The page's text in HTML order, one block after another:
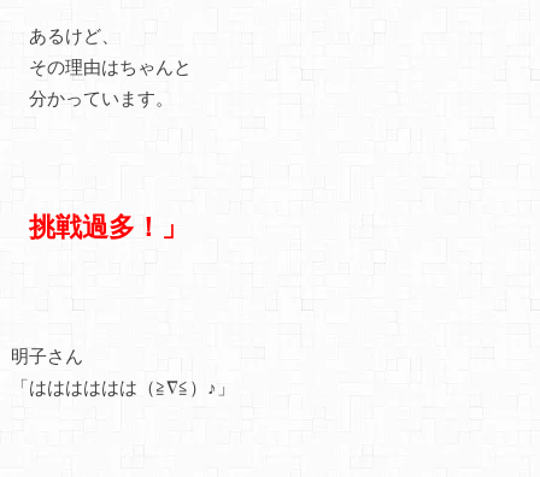
あるけど、
その理由はちゃんと
分かっています。
挑戦過多！」
明子さん
「はははははは（≧∇≦）♪」